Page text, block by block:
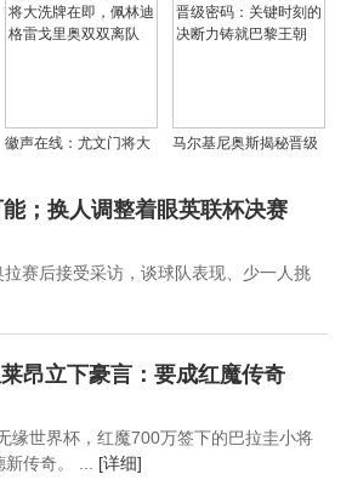
补席竟成最大惊喜？
铺路
徽声在线：尤文门将大
戈里奥双双离队
马尔基尼奥斯揭秘晋级
力铸就巴黎王朝
；换人调整着眼英联杯决赛
赛后接受采访，谈球队表现、少一人挑
昂立下豪言：要成红魔传奇
缘世界杯，红魔700万签下的巴拉圭小将
传奇。 ... [详细]